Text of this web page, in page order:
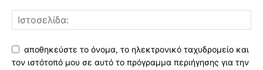
αποθηκεύστε το όνομα, το ηλεκτρονικό ταχυδρομείο και
τον ιστότοπό μου σε αυτό το πρόγραμμα περιήγησης για την